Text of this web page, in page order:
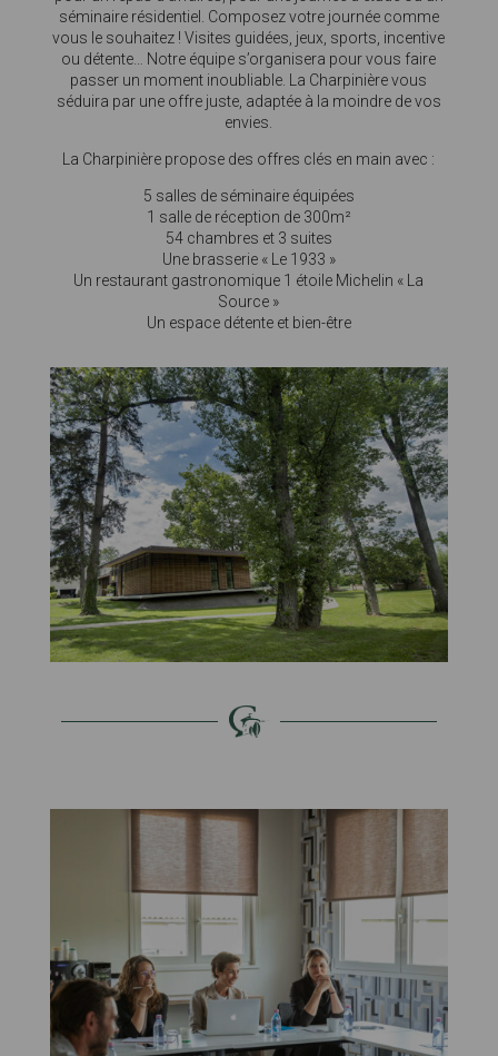
séminaire résidentiel. Composez votre journée comme
vous le souhaitez ! Visites guidées, jeux, sports, incentive
ou détente… Notre équipe s’organisera pour vous faire
passer un moment inoubliable. La Charpinière vous
séduira par une offre juste, adaptée à la moindre de vos
envies.
La Charpinière propose des offres clés en main avec :
5 salles de séminaire équipées
1 salle de réception de 300m²
54 chambres et 3 suites
Une brasserie « Le 1933 »
Un restaurant gastronomique 1 étoile Michelin « La
Source »
Un espace détente et bien-être